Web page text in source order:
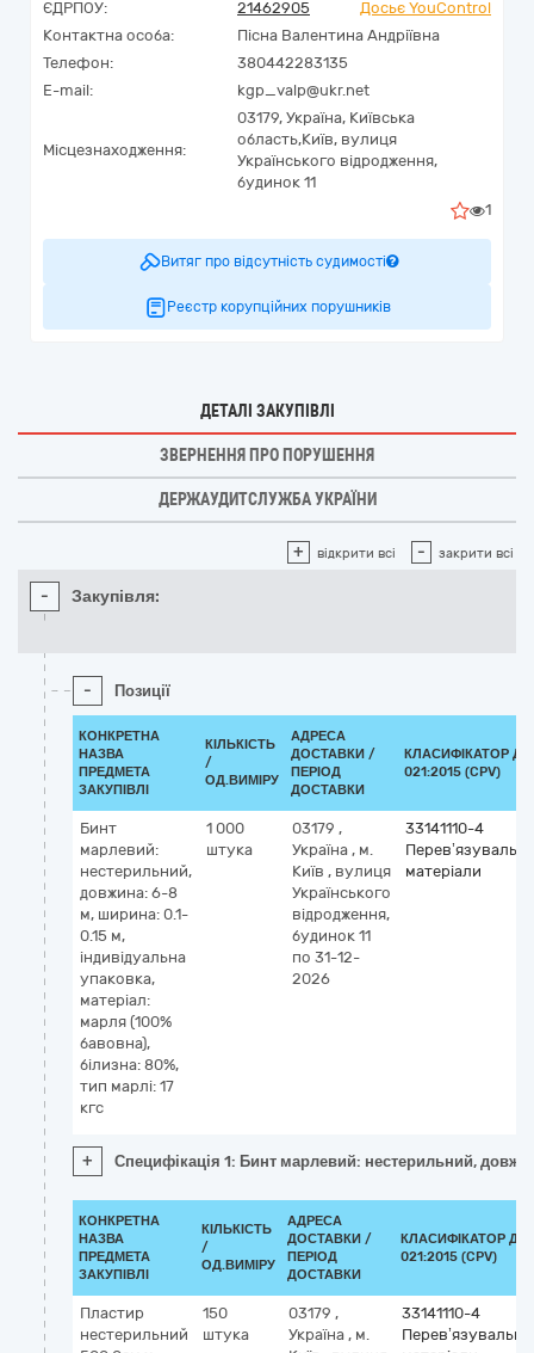
ЄДРПОУ:
21462905
Досьє YouControl
Контактна особа:
Пісна Валентина Андріївна
Телефон:
380442283135
E-mail:
kgp_valp@ukr.net
Місцезнаходження:
03179, Україна, Київська
область,Київ, вулиця
Українського відродження,
будинок 11
1
Витяг про відсутність судимості
Реєстр корупційних порушників
ДЕТАЛІ ЗАКУПІВЛІ
ЗВЕРНЕННЯ ПРО ПОРУШЕННЯ
ДЕРЖАУДИТСЛУЖБА УКРАЇНИ
+ відкрити всі - закрити всі
- Закупівля:
- Позиції
КОНКРЕТНА
НАЗВА
ПРЕДМЕТА
ЗАКУПІВЛІ
КІЛЬКІСТЬ
/
ОД.ВИМІРУ
АДРЕСА
ДОСТАВКИ /
ПЕРІОД
ДОСТАВКИ
КЛАСИФІКАТОР ДК
021:2015 (CPV)
Бинт
марлевий:
нестерильний,
довжина: 6-8
м, ширина: 0.1-
0.15 м,
індивідуальна
упаковка,
матеріал:
марля (100%
бавовна),
білизна: 80%,
тип марлі: 17
кгс
1 000
штука
03179 ,
Україна , м.
Київ , вулиця
Українського
відродження,
будинок 11
по 31-12-
2026
33141110-4
Перев’язувальні
матеріали
+ Специфікація 1: Бинт марлевий: нестерильний,
КОНКРЕТНА
НАЗВА
ПРЕДМЕТА
ЗАКУПІВЛІ
КІЛЬКІСТЬ
/
ОД.ВИМІРУ
АДРЕСА
ДОСТАВКИ /
ПЕРІОД
ДОСТАВКИ
КЛАСИФІКАТОР ДК
021:2015 (CPV)
Пластир
нестерильний
150
штука
03179 ,
Україна , м.
33141110-4
Перев’язувальні